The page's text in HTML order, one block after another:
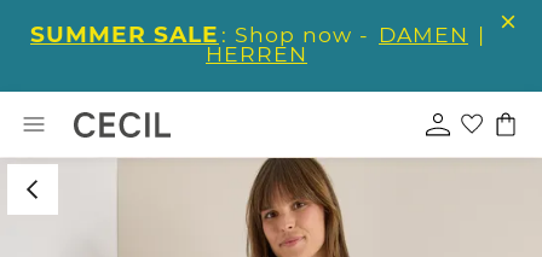
SUMMER SALE : Shop now - DAMEN |
HERREN